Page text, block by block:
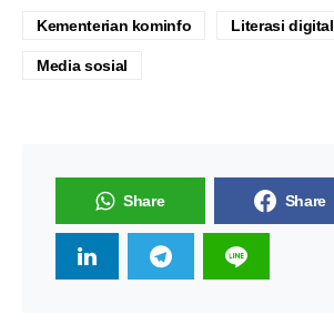
Kementerian kominfo Literasi digital
Media sosial
Share Share